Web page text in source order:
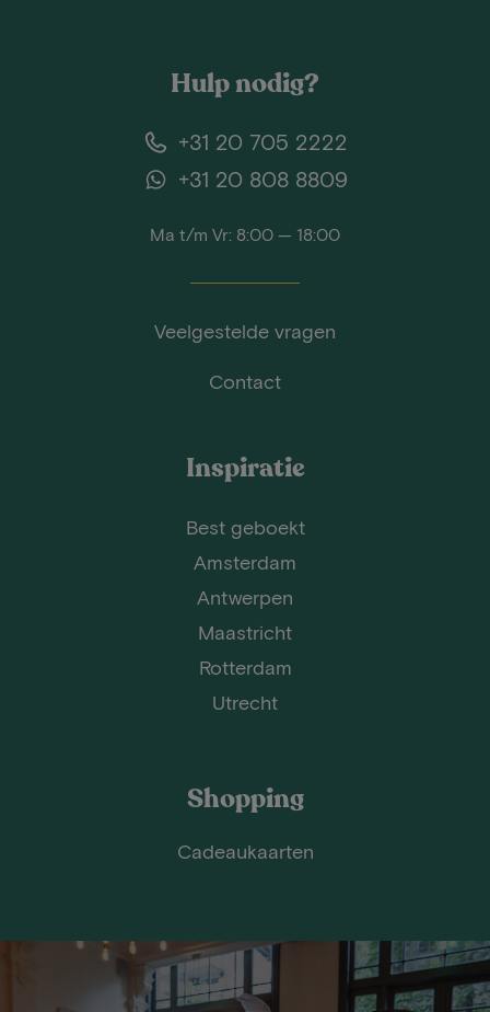
Hulp nodig?
+31 20 705 2222
+31 20 808 8809
Ma t/m Vr: 8:00 — 18:00
Veelgestelde vragen
Contact
Inspiratie
Best geboekt
Amsterdam
Antwerpen
Maastricht
Rotterdam
Utrecht
Shopping
Cadeaukaarten